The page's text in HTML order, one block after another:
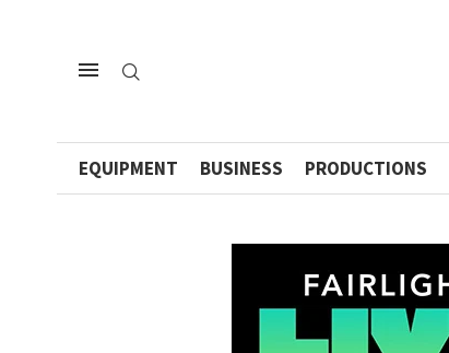
EQUIPMENT BUSINESS PRODUCTIONS